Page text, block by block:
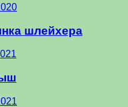
шлейхера